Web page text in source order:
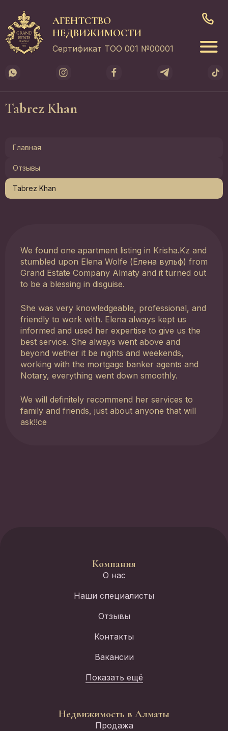
АГЕНТСТВО
НЕДВИЖИМОСТИ
Сертификат ТОО 001 №00001
Tabrez Khan
Главная
Отзывы
Tabrez Khan
We found one apartment listing in Krisha.Kz and
stumbled upon Elena Wolfe (Елена вульф) from
Grand Estate Company Almaty and it turned out
to be a blessing in disguise.
She was very knowledgeable, professional, and
friendly to work with. Elena always kept us
informed and used her expertise to give us the
best service. She always went above and
beyond wether it be nights and weekends,
working with the mortgage banker agents and
Notary, everything went down smoothly.
We will definitely recommend her services to
family and friends, just about anyone that will
ask!!ce
Компания
О нас
Наши специалисты
Отзывы
Контакты
Вакансии
Показать ещё
Недвижимость в Алматы
Продажа